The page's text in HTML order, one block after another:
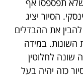
שלא תפספסו אף
הסיור יציג
את ההבדלים
השונות. במידה
שונה לחלוטין
כזה יהיה בעל